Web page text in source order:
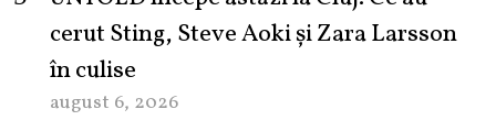
cerut Sting, Steve Aoki și Zara Larsson
în culise
august 6, 2026